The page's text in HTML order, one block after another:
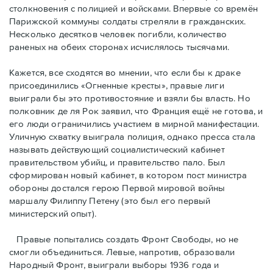
столкновения с полицией и войсками. Впервые со времён
Парижской коммуны солдаты стреляли в гражданских.
Несколько десятков человек погибли, количество
раненых на обеих сторонах исчислялось тысячами.
Кажется, все сходятся во мнении, что если бы к драке
присоединились «Огненные кресты», правые лиги
выиграли бы это противостояние и взяли бы власть. Но
полковник де ля Рок заявил, что Франция ещё не готова, и
его люди ограничились участием в мирной манифестации.
Уличную схватку выиграла полиция, однако пресса стала
называть действующий социалистический кабинет
правительством убийц, и правительство пало. Был
сформирован новый кабинет, в котором пост министра
обороны достался герою Первой мировой войны
маршалу Филиппу Петену (это был его первый
министерский опыт).
Правые пoпытались создать Фронт Свободы, но не
смогли объединиться. Левые, напротив, образовали
Народный Фронт, выиграли выборы 1936 года и